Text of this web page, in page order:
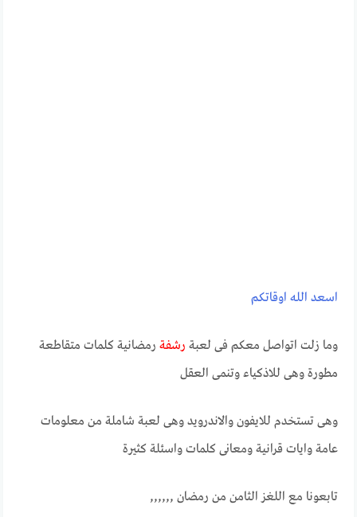
اسعد الله اوقاتكم
وما زلت اتواصل معكم فى لعبة رشفة رمضانية كلمات متقاطعة
مطورة وهى للاذكياء وتنمى العقل
وهى تستخدم للايفون والاندرويد وهى لعبة شاملة من معلومات
عامة وايات قرانية ومعانى كلمات واسئلة كثيرة
تابعونا مع اللغز الثامن من رمضان ,,,,,,